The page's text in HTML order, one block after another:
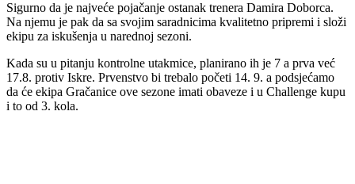
Sigurno da je najveće pojačanje ostanak trenera Damira Doborca.
Na njemu je pak da sa svojim saradnicima kvalitetno pripremi i složi
ekipu za iskušenja u narednoj sezoni.
Kada su u pitanju kontrolne utakmice, planirano ih je 7 a prva već
17.8. protiv Iskre. Prvenstvo bi trebalo početi 14. 9. a podsjećamo
da će ekipa Gračanice ove sezone imati obaveze i u Challenge kupu
i to od 3. kola.